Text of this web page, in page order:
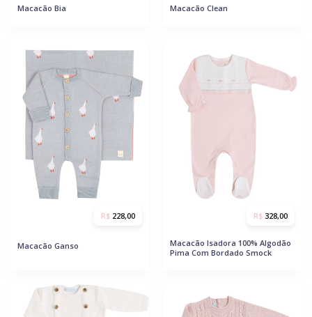
Macacão Bia Macacão Clean
Macacão Ganso
R$ 228,00
Macacão Isadora 100% Algodão
Pima Com Bordado Smock
R$ 328,00